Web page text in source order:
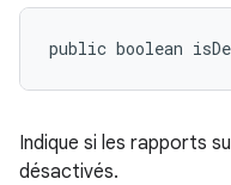
public boolean
Indique si les rapports
désactivés.